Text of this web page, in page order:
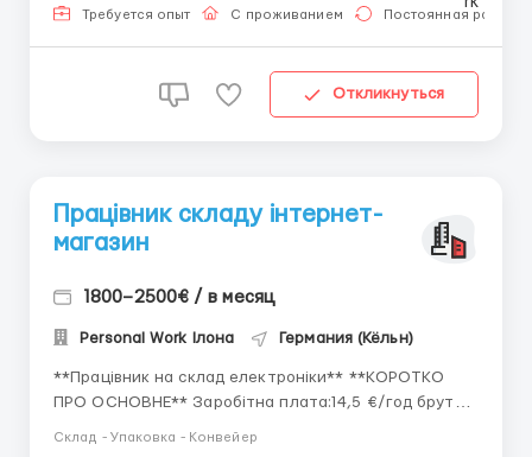
ключ» в ...
Требуется опыт С проживанием Постоянная работа
Откликнуться
Працівник складу інтернет-
магазин
1800–2500€ / в месяц
Personal Work Ілона Германия (Кёльн)
**Працівник на склад електроніки** **КОРОТКО
ПРО ОСНОВНЕ** Заробітна плата:14,5 €/год брутто
Склад - Упаковка - Конвейер